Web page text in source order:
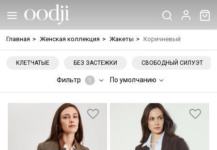
Главная > Женская коллекция > Жакеты > Коричневый
КЛЕТЧАТЫЕ БЕЗ ЗАСТЕЖКИ СВОБОДНЫЙ СИЛУЭТ
Фильтр 1 По умолчанию